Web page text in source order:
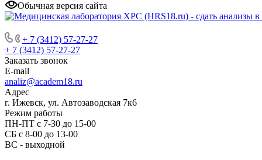
Обычная версия сайта
+ 7 (3412) 57-27-27
+ 7 (3412) 57-27-27
Заказать звонок
E-mail
analiz@academ18.ru
Адрес
г. Ижевск, ул. Автозаводская 7к6
Режим работы
ПН-ПТ с 7-30 до 15-00
СБ с 8-00 до 13-00
ВС - выходной